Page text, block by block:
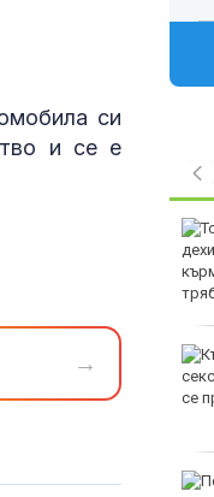
си
и се е
→
Диуф се
в герой
на автобус с